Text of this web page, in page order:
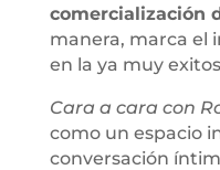
comercialización
manera, marca el
en la ya muy
Cara a cara con
como un espacio
conversación